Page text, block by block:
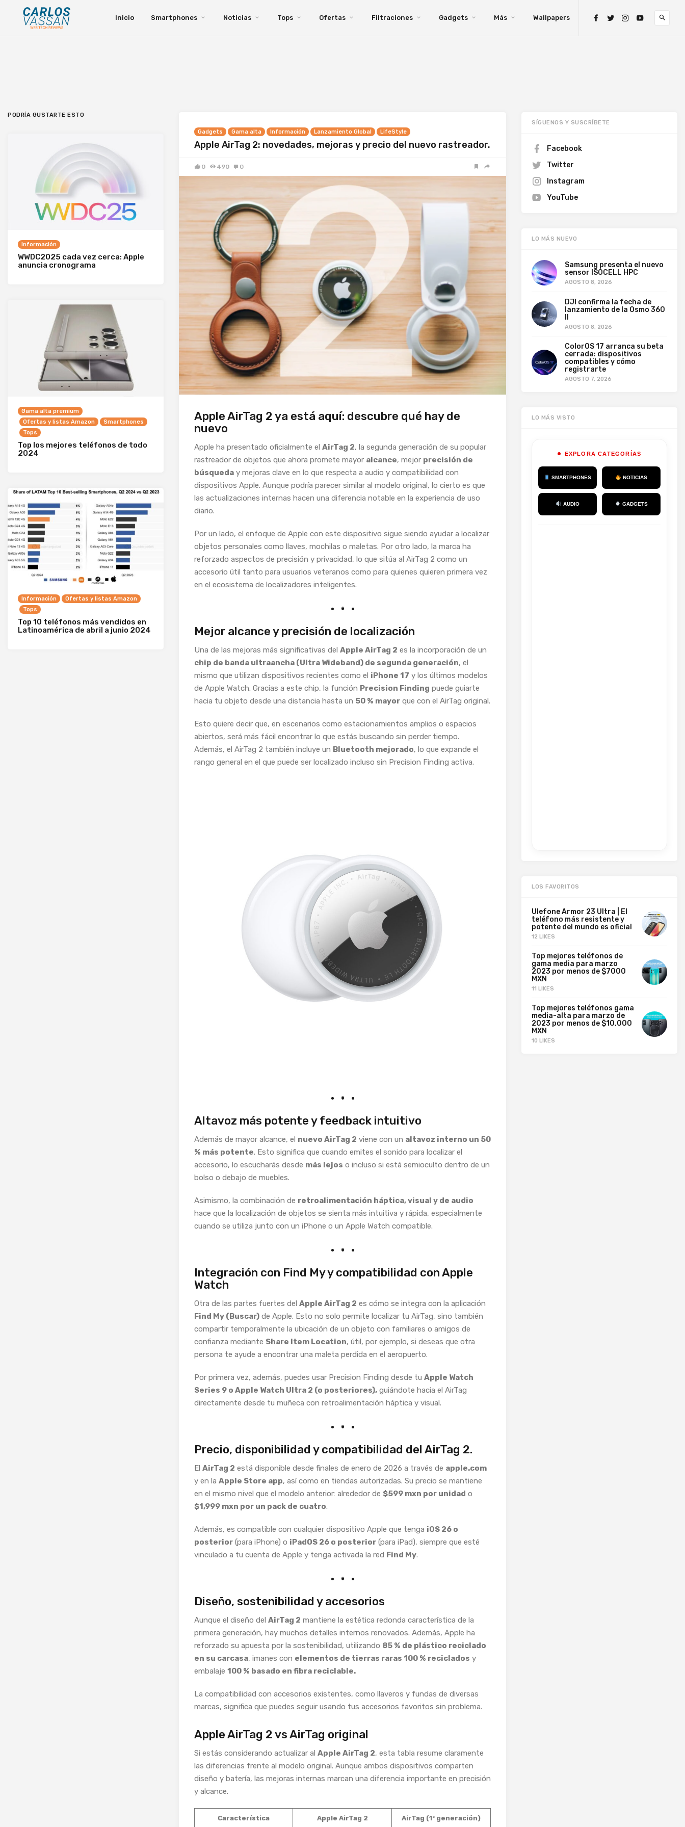
Inicio Smartphones Noticias Tops Ofertas Filtraciones Gadgets Más Wallpapers
Gadgets Gama alta Información Lanzamiento Global LifeStyle
Apple AirTag 2: novedades, mejoras y precio del nuevo rastreador.
0 490 0
Apple AirTag 2 ya está aquí: descubre qué hay de
nuevo
Apple ha presentado oficialmente el AirTag 2, la segunda generación de su popular
rastreador de objetos que ahora promete mayor alcance, mejor precisión de
búsqueda y mejoras clave en lo que respecta a audio y compatibilidad con
dispositivos Apple. Aunque podría parecer similar al modelo original, lo cierto es que
las actualizaciones internas hacen una diferencia notable en la experiencia de uso
diario.
Por un lado, el enfoque de Apple con este dispositivo sigue siendo ayudar a localizar
objetos personales como llaves, mochilas o maletas. Por otro lado, la marca ha
reforzado aspectos de precisión y privacidad, lo que sitúa al AirTag 2 como un
accesorio útil tanto para usuarios veteranos como para quienes quieren primera vez
en el ecosistema de localizadores inteligentes.
Mejor alcance y precisión de localización
Una de las mejoras más significativas del Apple AirTag 2 es la incorporación de un
chip de banda ultraancha (Ultra Wideband) de segunda generación, el
mismo que utilizan dispositivos recientes como el iPhone 17 y los últimos modelos
de Apple Watch. Gracias a este chip, la función Precision Finding puede guiarte
hacia tu objeto desde una distancia hasta un 50 % mayor que con el AirTag original.
Esto quiere decir que, en escenarios como estacionamientos amplios o espacios
abiertos, será más fácil encontrar lo que estás buscando sin perder tiempo.
Además, el AirTag 2 también incluye un Bluetooth mejorado, lo que expande el
rango general en el que puede ser localizado incluso sin Precision Finding activa.
Altavoz más potente y feedback intuitivo
Además de mayor alcance, el nuevo AirTag 2 viene con un altavoz interno un 50
% más potente. Esto significa que cuando emites el sonido para localizar el
accesorio, lo escucharás desde más lejos o incluso si está semioculto dentro de un
bolso o debajo de muebles.
Asimismo, la combinación de retroalimentación háptica, visual y de audio
hace que la localización de objetos se sienta más intuitiva y rápida, especialmente
cuando se utiliza junto con un iPhone o un Apple Watch compatible.
Integración con Find My y compatibilidad con Apple
Watch
Otra de las partes fuertes del Apple AirTag 2 es cómo se integra con la aplicación
Find My (Buscar) de Apple. Esto no solo permite localizar tu AirTag, sino también
compartir temporalmente la ubicación de un objeto con familiares o amigos de
confianza mediante Share Item Location, útil, por ejemplo, si deseas que otra
persona te ayude a encontrar una maleta perdida en el aeropuerto.
Por primera vez, además, puedes usar Precision Finding desde tu Apple Watch
Series 9 o Apple Watch Ultra 2 (o posteriores), guiándote hacia el AirTag
directamente desde tu muñeca con retroalimentación háptica y visual.
Precio, disponibilidad y compatibilidad del AirTag 2.
El AirTag 2 está disponible desde finales de enero de 2026 a través de apple.com
y en la Apple Store app, así como en tiendas autorizadas. Su precio se mantiene
en el mismo nivel que el modelo anterior: alrededor de $599 mxn por unidad o
$1,999 mxn por un pack de cuatro.
Además, es compatible con cualquier dispositivo Apple que tenga iOS 26 o
posterior (para iPhone) o iPadOS 26 o posterior (para iPad), siempre que esté
vinculado a tu cuenta de Apple y tenga activada la red Find My.
Diseño, sostenibilidad y accesorios
Aunque el diseño del AirTag 2 mantiene la estética redonda característica de la
primera generación, hay muchos detalles internos renovados. Además, Apple ha
reforzado su apuesta por la sostenibilidad, utilizando 85 % de plástico reciclado
en su carcasa, imanes con elementos de tierras raras 100 % reciclados y
embalaje 100 % basado en fibra reciclable.
La compatibilidad con accesorios existentes, como llaveros y fundas de diversas
marcas, significa que puedes seguir usando tus accesorios favoritos sin problema.
Apple AirTag 2 vs AirTag original
Si estás considerando actualizar al Apple AirTag 2, esta tabla resume claramente
las diferencias frente al modelo original. Aunque ambos dispositivos comparten
diseño y batería, las mejoras internas marcan una diferencia importante en precisión
y alcance.
Característica Apple AirTag 2 AirTag (1ª generación)
PODRÍA GUSTARTE ESTO
Información
WWDC2025 cada vez cerca: Apple
anuncia cronograma
Gama alta premium
Ofertas y listas Amazon
Smartphones
Tops
Top los mejores teléfonos de todo
2024
Información
Ofertas y listas Amazon
Tops
Top 10 teléfonos más vendidos en
Latinoamérica de abril a junio 2024
SÍGUENOS Y SUSCRÍBETE
Facebook
Twitter
Instagram
YouTube
LO MÁS NUEVO
Samsung presenta el nuevo
sensor ISOCELL HPC
AGOSTO 8, 2026
DJI confirma la fecha de
lanzamiento de la Osmo 360
AGOSTO 8, 2026
ColorOS 17 arranca su beta
cerrada: dispositivos
compatibles y cómo
registrarte
AGOSTO 7, 2026
LO MÁS VISTO
EXPLORA CATEGORÍAS
SMARTPHONES NOTICIAS
AUDIO GADGETS
LOS FAVORITOS
Ulefone Armor 23 Ultra | El
teléfono más resistente y
potente del mundo es oficial
12 LIKES
Top mejores teléfonos de
gama media para marzo
2023 por menos de $7000
MXN
11 LIKES
Top mejores teléfonos gama
media-alta para marzo de
2023 por menos de $10,000
MXN
10 LIKES